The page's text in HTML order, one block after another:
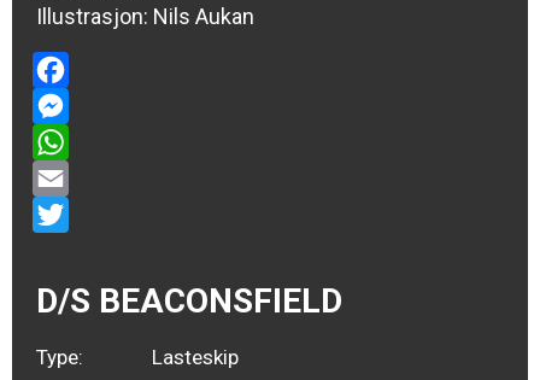
Illustrasjon: Nils Aukan
Facebook
Messenger
WhatsApp
Email
D/S BEACONSFIELD
Type:
Lasteskip